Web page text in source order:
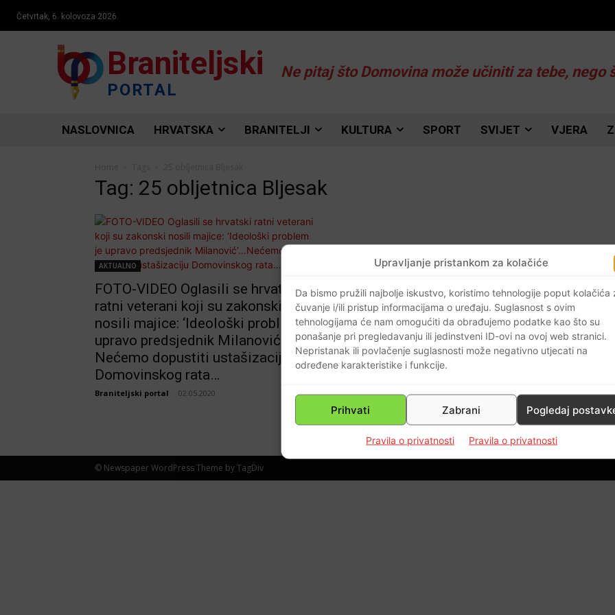
Upravljanje pristankom za kolačiće
Da bismo pružili najbolje iskustvo, koristimo tehnologije poput kolačića
čuvanje i/ili pristup informacijama o uređaju. Suglasnost s ovim
tehnologijama će nam omogućiti da obrađujemo podatke kao što su
ponašanje pri pregledavanju ili jedinstveni ID-ovi na ovoj web stranici.
Nepristanak ili povlačenje suglasnosti može negativno utjecati na
određene karakteristike i funkcije.
Prihvati Zabrani Pogledaj
Pravila o privatnosti Pravila o privatnosti
Četvrtak, 6. kolovoza 2026.
Braniteljski
PORTAL
Ne pitaj što Domovina može učiniti za tebe, nego
NASLOVNICA HRVATSKA BRANITELJI KULTURA SPORT SVIJET VJERA
Tag: 25 obljetnica Bljesak
AKTUALNO
FOTO-VIDEO Oglasili se hrvatski
ratni veterani koji su zakonski
nosili majice: ‘Ideološki problem je
upravo predsjednik Milanović’…
Nećemo dopustiti ustašizaciju
Domovinskog rata…
Braniteljski portal 02.05.2020 0
© Newspaper WordPress Theme by TagDiv